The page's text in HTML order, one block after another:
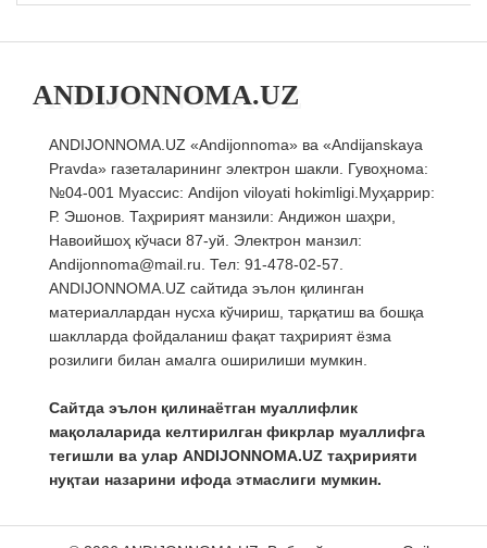
ANDIJONNOMA.UZ
ANDIJONNOMA.UZ «Andijonnoma» ва «Andijanskaya
Pravda» газеталарининг электрон шакли. Гувоҳнома:
№04-001 Муассис: Andijon viloyati hokimligi.Муҳаррир:
Р. Эшонов. Таҳририят манзили: Андижон шаҳри,
Навоийшоҳ кўчаси 87-уй. Электрон манзил:
Andijonnoma@mail.ru. Тел: 91-478-02-57.
ANDIJONNOMA.UZ сайтида эълон қилинган
материаллардан нусха кўчириш, тарқатиш ва бошқа
шаклларда фойдаланиш фақат таҳририят ёзма
розилиги билан амалга оширилиши мумкин.
Сайтда эълон қилинаётган муаллифлик
мақолаларида келтирилган фикрлар муаллифга
тегишли ва улар ANDIJONNOMA.UZ таҳририяти
нуқтаи назарини ифода этмаслиги мумкин.